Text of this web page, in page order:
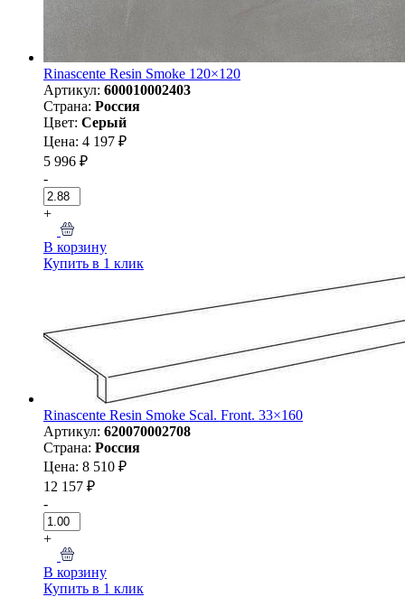
Rinascente Resin Smoke 120×120
Артикул: 600010002403
Страна: Россия
Цвет: Серый
Цена: 4 197 ₽
5 996 ₽
-
+
В корзину
Купить в 1 клик
Rinascente Resin Smoke Scal. Front. 33×160
Артикул: 620070002708
Страна: Россия
Цена: 8 510 ₽
12 157 ₽
-
+
В корзину
Купить в 1 клик